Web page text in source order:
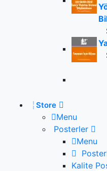
Store
Menu
Posterler
Menu
Kalite